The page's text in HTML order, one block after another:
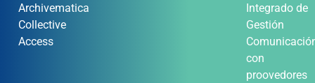
Archivematica
Collective
Access
Integrado de
Gestión
con
proovedores